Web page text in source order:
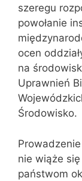
szeregu
powołanie
ocen
na
Uprawnień
Środowisko.
nie wiąże
państwom